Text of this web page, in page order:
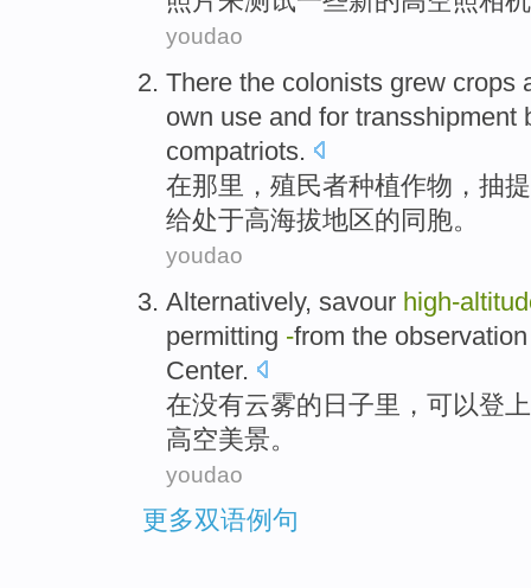
youdao
There the colonists grew crops
own use and for transshipment
compatriots.
在那里 ， 殖民者种植作物， 抽提
给处于高海拔地区的同胞。
youdao
Alternatively, savour high-
permitting -from the observation
Center.
在没有云雾的 日子里，可以登
高空美景。
youdao
更多双语例句